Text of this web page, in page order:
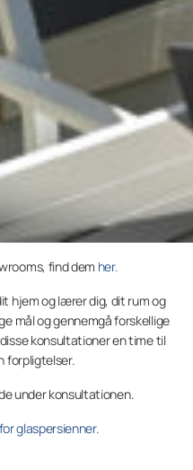
find dem her.
hjem og lærer dig, dit rum og
mål og gennemgå forskellige
konsultationer en time til
forpligtelser.
under konsultationen.
glaspersienner.